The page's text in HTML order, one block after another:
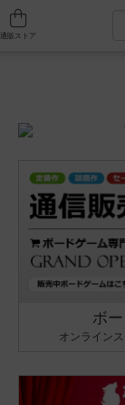
人気ボードゲーム
ボ
オンライン